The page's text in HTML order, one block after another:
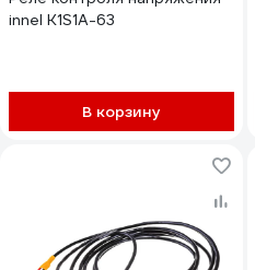
innel K1S1A-63
В корзину